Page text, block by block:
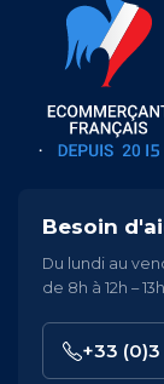
Besoin
Du lundi au
de 8h à 12h –
+33 (0)3